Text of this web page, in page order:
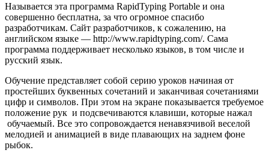
Называется эта программа RapidTyping Portable и она
совершенно бесплатна, за что огромное спасибо
разработчикам. Сайт разработчиков, к сожалению, на
английском языке — http://www.rapidtyping.com/. Сама
программа поддерживает несколько языков, в том числе и
русский язык.
Обучение представляет собой серию уроков начиная от
простейших буквенных сочетаний и заканчивая сочетаниями
цифр и символов. При этом на экране показывается требуемое
положение рук и подсвечиваются клавиши, которые нажал
обучаемый. Все это сопровождается ненавязчивой веселой
мелодией и анимацией в виде плавающих на заднем фоне
рыбок.